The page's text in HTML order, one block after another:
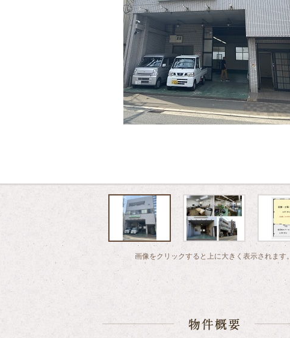
画像をクリックすると上に大きく表示されます。